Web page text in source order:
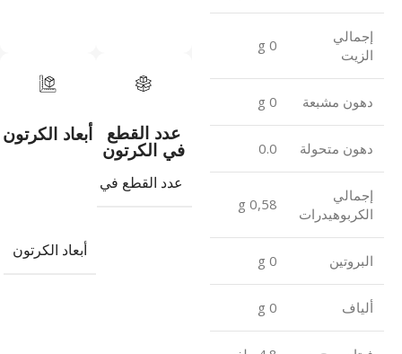
إجمالي
الزيت
0 g
دهون مشبعة 0 g
دهون متحولة 0.0
إجمالي
الكربوهيدرات
0,58 g
البروتين 0 g
ألياف 0 g
عدد القطع
في الكرتون
عدد القطع في الكرتون
أبعاد الكرتون
أبعاد الكرتون